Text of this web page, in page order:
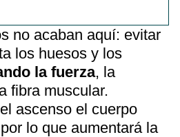
no acaban aquí: evitar
los huesos y los
la fuerza, la
fibra muscular.
ascenso el cuerpo
lo que aumentará la